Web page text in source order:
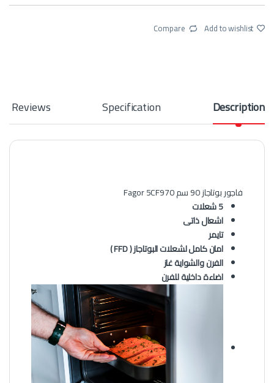
Add to wishlist
Compare
Description
Specification
Reviews
فاجور بوتاجاز 90 سم Fagor 5CF970
5 شعلات
اشعال ذاتى
تايمر
امان كامل لشعلات البوتاجاز ( FFD )
الفرن والشواية غاز
اضاءة داخلية للفرن